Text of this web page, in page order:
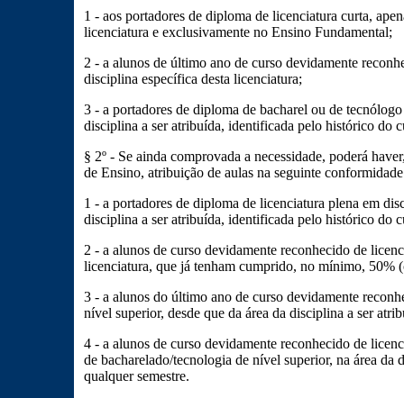
1 - aos portadores de diploma de licenciatura curta,
licenciatura e exclusivamente no Ensino Fundamental;
2 - a alunos de último ano de curso devidamente
disciplina específica desta licenciatura;
3 - a portadores de diploma de bacharel ou de
disciplina a ser atribuída, identificada pelo histórico do
§ 2º - Se ainda comprovada a necessidade, poderá
de Ensino, atribuição de aulas na seguinte
1 - a portadores de diploma de licenciatura plena em
disciplina a ser atribuída, identificada pelo histórico do
2 - a alunos de curso devidamente reconhecido de
licenciatura, que já tenham cumprido, no mínimo, 50%
3 - a alunos do último ano de curso devidamente
nível superior, desde que da área da disciplina a ser
4 - a alunos de curso devidamente reconhecido de
de bacharelado/tecnologia de nível superior, na área da
qualquer semestre.